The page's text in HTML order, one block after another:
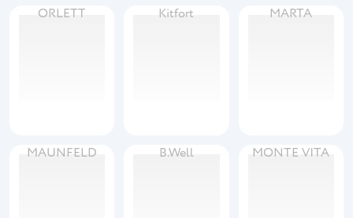
ORLETT Kitfort MARTA
MAUNFELD B.Well MONTE VITA